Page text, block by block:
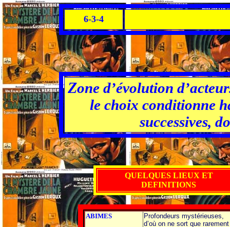
6-3-4
Zone d’évolution
le choix conditionne
successives,
QUELQUES LIEUX ET
DEFINITIONS
ABIMES
Profondeurs mystérieuses,
d’où on ne sort que rarement